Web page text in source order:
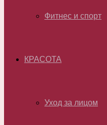
Фитнес и спорт
КРАСОТА
Уход за лицом